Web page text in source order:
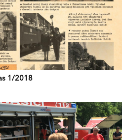
1/2018